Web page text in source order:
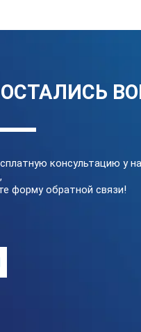
Пифагора
питания
мм
консультацию у
форму обратной связи!